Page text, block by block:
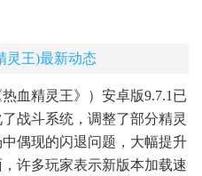
灵王)最新动态
血精灵王》）安卓版9.7.1已
战斗系统，调整了部分精灵
偶现的闪退问题，大幅提升
许多玩家表示新版本加载速